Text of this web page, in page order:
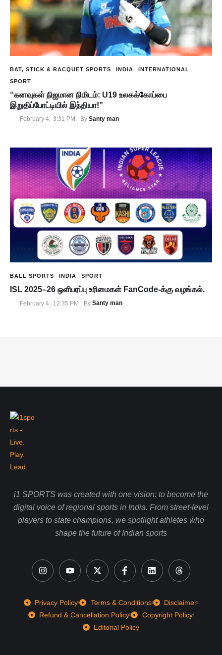
BAT, STICK & RACQUET SPORTS INDIA
INTERNATIONAL
SPORT
“கனவுகள் நிஜமான நிமிடம்: U19 உலகக்கோப்பை
இறுதிப்போட்டியில் இந்தியா!”
February 4, 3:31 PM By Santy man
BALL SPORTS INDIA SPORT
ISL 2025–26 ஒளிபரப்பு உரிமைகள் FanCode-க்கு வழங்கல்.
February 4, 12:35 PM By Santy man
i1 SPORTS was created with one vision: to become the
digital voice of regional sports in India. From street-level
players to state champions, we spotlight athletes who
shape the future of Indian sports
Privacy Policy Terms & Conditions
Disclaimer
Refund & Cancellation Policy
Copyright Policy
Editorial Policy